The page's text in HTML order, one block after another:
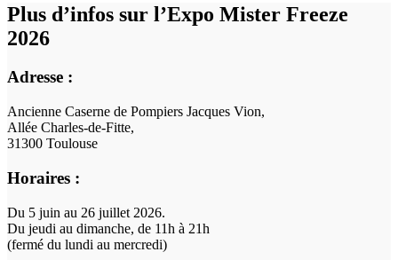
Plus d’infos sur l’Expo Mister Freeze
2026
Adresse :
Ancienne Caserne de Pompiers Jacques Vion,
Allée Charles-de-Fitte,
31300 Toulouse
Horaires :
Du 5 juin au 26 juillet 2026.
Du jeudi au dimanche, de 11h à 21h
(fermé du lundi au mercredi)